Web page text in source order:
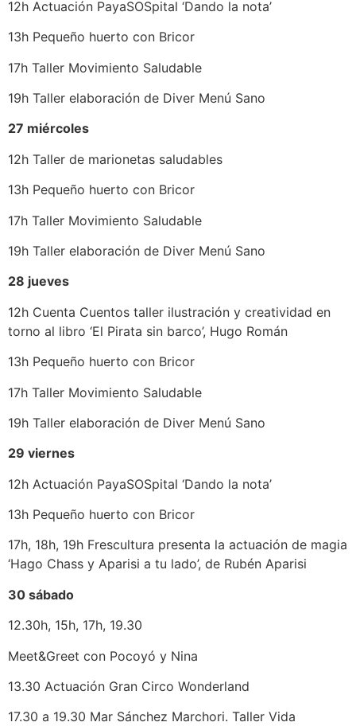
12h Actuación PayaSOSpital ‘Dando la nota’
13h Pequeño huerto con Bricor
17h Taller Movimiento Saludable
19h Taller elaboración de Diver Menú Sano
27 miércoles
12h Taller de marionetas saludables
13h Pequeño huerto con Bricor
17h Taller Movimiento Saludable
19h Taller elaboración de Diver Menú Sano
28 jueves
12h Cuenta Cuentos taller ilustración y creatividad en
torno al libro ‘El Pirata sin barco’, Hugo Román
13h Pequeño huerto con Bricor
17h Taller Movimiento Saludable
19h Taller elaboración de Diver Menú Sano
29 viernes
12h Actuación PayaSOSpital ‘Dando la nota’
13h Pequeño huerto con Bricor
17h, 18h, 19h Frescultura presenta la actuación de magia
‘Hago Chass y Aparisi a tu lado’, de Rubén Aparisi
30 sábado
12.30h, 15h, 17h, 19.30
Meet&Greet con Pocoyó y Nina
13.30 Actuación Gran Circo Wonderland
17.30 a 19.30 Mar Sánchez Marchori. Taller Vida